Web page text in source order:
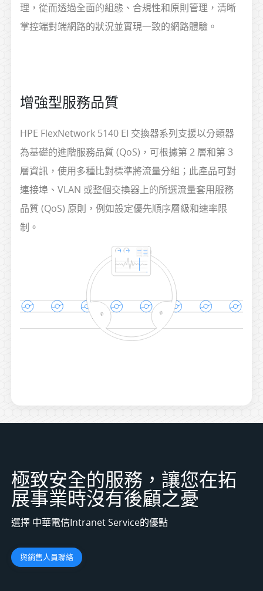
理，從而透過全面的組態、合規性和原則管理，清晰
掌控端對端網路的狀況並實現一致的網路體驗。
增強型服務品質
HPE FlexNetwork 5140 EI 交換器系列支援以分類器
為基礎的進階服務品質 (QoS)，可根據第 2 層和第 3
層資訊，使用多種比對標準將流量分組；此產品可對
連接埠、VLAN 或整個交換器上的所選流量套用服務
品質 (QoS) 原則，例如設定優先順序層級和速率限
制。
極致安全的服務，讓您在拓
展事業時沒有後顧之憂
選擇 中華電信Intranet Service的優點
與銷售人員聯絡